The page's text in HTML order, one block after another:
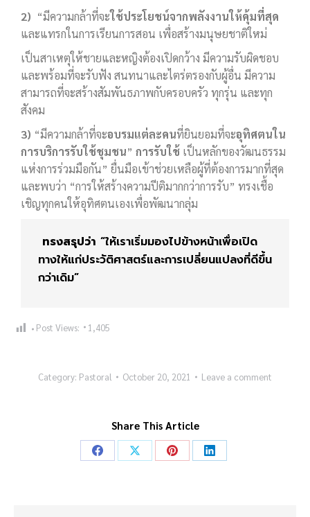
2) “มีความกล้าที่จะใช้ประโยชน์จากพลังงานให้คุ้มที่สุด
และแทรกในการเรียนการสอน เพื่อสร้างมนุษยชาติใหม่
เป็นสาเหตุให้ชายและหญิงต้องเปิดกว้าง มีความรับผิดชอบ
และพร้อมที่จะรับฟัง สนทนาและไตร่ตรองกับผู้อื่น มีความ
สามารถที่จะสร้างสัมพันธภาพกับครอบครัว ทุกรุ่น และทุก
สังคม
3) “มีความกล้าที่จะอบรมแต่ละคนที่ยินยอมที่จะอุทิศตนใน
การบริการรับใช้ชุมชน” การรับใช้ เป็นหลักของวัฒนธรรม
แห่งการร่วมมือกัน” ยื่นมือเข้าช่วยเหลือผู้ที่ต้องการมากที่สุด
และพบว่า “การให้สร้างความปีติมากกว่าการรับ” ทรงเชื้อ
เชิญทุกคนให้อุทิศตนเองเพื่อพัฒนากลุ่ม
ทรงสรุปว่า “ให้เราเริ่มมองไปข้างหน้าเพื่อเปิด
ทางให้แก่ประวัติศาสตร์และการเปลี่ยนแปลงที่ดีขึ้น
กว่าเดิม”
Post Views: 1,405
Category: Pastoral October 20, 2021 Leave a comment
Share This Article